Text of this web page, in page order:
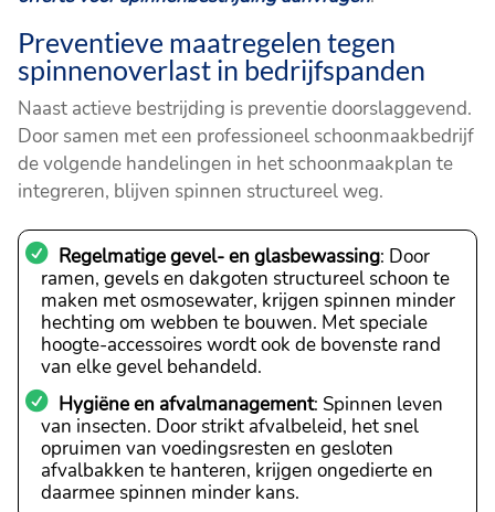
Preventieve maatregelen tegen
spinnenoverlast in bedrijfspanden
Naast actieve bestrijding is preventie doorslaggevend.
Door samen met een professioneel schoonmaakbedrijf
de volgende handelingen in het schoonmaakplan te
integreren, blijven spinnen structureel weg.
Regelmatige gevel- en glasbewassing: Door
ramen, gevels en dakgoten structureel schoon te
maken met osmosewater, krijgen spinnen minder
hechting om webben te bouwen. Met speciale
hoogte-accessoires wordt ook de bovenste rand
van elke gevel behandeld.
Hygiëne en afvalmanagement: Spinnen leven
van insecten. Door strikt afvalbeleid, het snel
opruimen van voedingsresten en gesloten
afvalbakken te hanteren, krijgen ongedierte en
daarmee spinnen minder kans.